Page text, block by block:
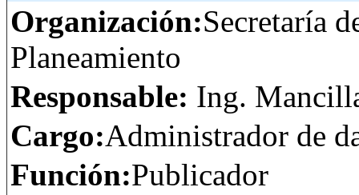
Organización:Secretaría
Planeamiento
Responsable: Ing.
Cargo:Administrador de
Función:Publicador